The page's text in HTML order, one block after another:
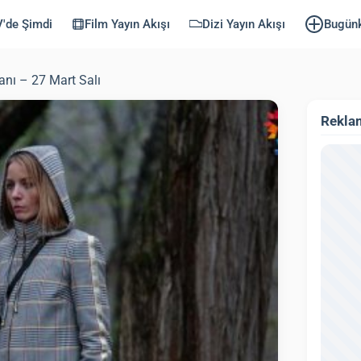
Şimdi Film Yayın Akışı Dizi Yayın Akışı
– 27 Mart Salı